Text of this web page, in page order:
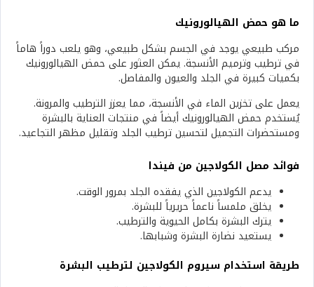
ما هو حمض الهيالورونيك
مركب طبيعي يوجد في الجسم بشكل طبيعي، وهو يلعب دوراً هاماً
في ترطيب وترميم الأنسجة. يمكن العثور على حمض الهيالورونيك
بكميات كبيرة في الجلد والعيون والمفاصل.
يعمل على تخزين الماء في الأنسجة، مما يعزز الترطيب والمرونة.
يُستخدم حمض الهيالورونيك أيضاً في منتجات العناية بالبشرة
ومستحضرات التجميل لتحسين ترطيب الجلد وتقليل مظهر التجاعيد.
فوائد مصل الكولاجين من فيندا
يدعم الكولاجين الذي يفقده الجلد بمرور الوقت.
يخلق ملمساً ناعماً حريرياً للبشرة.
يترك البشرة بكامل الحيوية والترطيب.
يستعيد نضارة البشرة وشبابها.
طريقة استخدام سيروم الكولاجين لترطيب البشرة